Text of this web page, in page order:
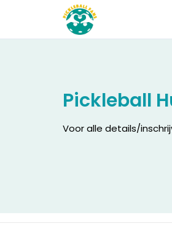
Pickleball
Voor alle details/